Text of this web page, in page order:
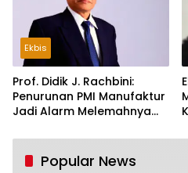
Ekbis
Prof. Didik J. Rachbini:
Penurunan PMI Manufaktur
Jadi Alarm Melemahnya
Popular News